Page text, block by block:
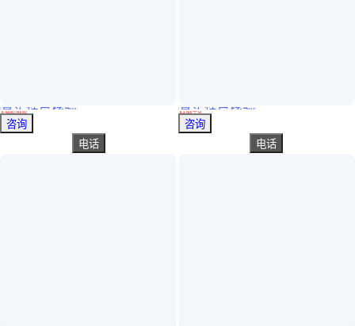
HRB500E环氧钢筋 化学电离子防腐 热轧带肋螺纹钢筋 按需定制
真实性已核验
￥4100.00/吨
贵州遵义
咨询
电话
昆钢HRB500E、400E、300E螺纹钢建筑用混泥土用热轧带肋钢筋直条
真实性已核验
￥3 .60/千克
云南昆明
咨询
电话